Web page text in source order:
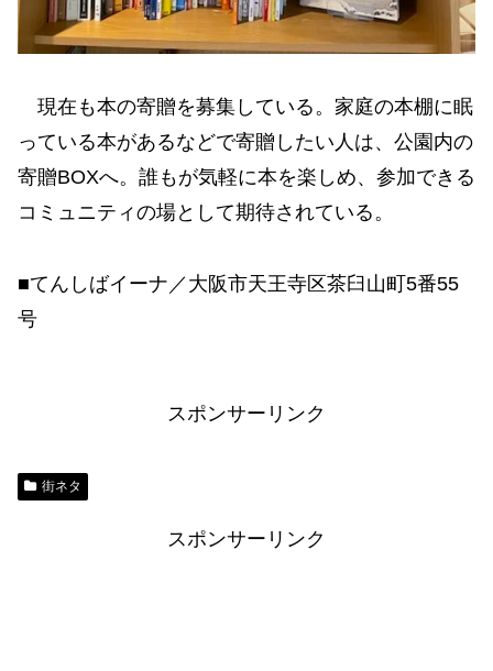
現在も本の寄贈を募集している。家庭の本棚に眠
っている本があるなどで寄贈したい人は、公園内の
寄贈BOXへ。誰もが気軽に本を楽しめ、参加できる
コミュニティの場として期待されている。
■てんしばイーナ／大阪市天王寺区茶臼山町5番55
号
スポンサーリンク
街ネタ
スポンサーリンク